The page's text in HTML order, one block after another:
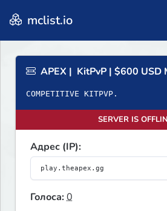
mclist.io
APEX | KitPvP | $600 USD
COMPETITIVE KITPVP.
SERVER IS
Адрес (IP):
Голоса:0